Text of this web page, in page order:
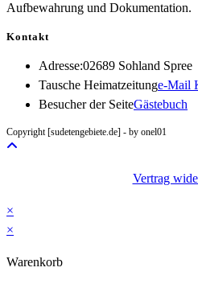
Aufbewahrung und Dokumentation.
Kontakt
Adresse:02689 Sohland Spree
Tausche Heimatzeitunge-Mail
Besucher der SeiteGästebuch
Copyright [sudetengebiete.de] - by onel01
Vertrag
×
×
Warenkorb